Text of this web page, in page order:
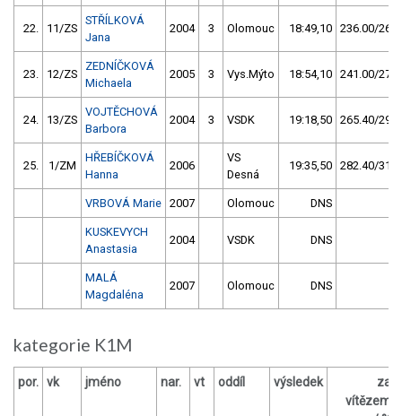
22. 11/ZS
STŘÍLKOVÁ
Jana
2004 3 Olomouc 18:49,10 236.00/26,4
23. 12/ZS
ZEDNÍČKOVÁ
Michaela
2005 3 Vys.Mýto 18:54,10 241.00/27,0
24. 13/ZS
VOJTĚCHOVÁ
Barbora
2004 3 VSDK 19:18,50 265.40/29,7
25. 1/ZM
HŘEBÍČKOVÁ
Hanna
2006
VS
Desná
19:35,50 282.40/31,6
VRBOVÁ Marie 2007 Olomouc DNS
KUSKEVYCH
Anastasia
2004 VSDK DNS
MALÁ
Magdaléna
2007 Olomouc DNS
kategorie K1M
por. vk jméno nar. vt oddíl výsledek
za
vítězem